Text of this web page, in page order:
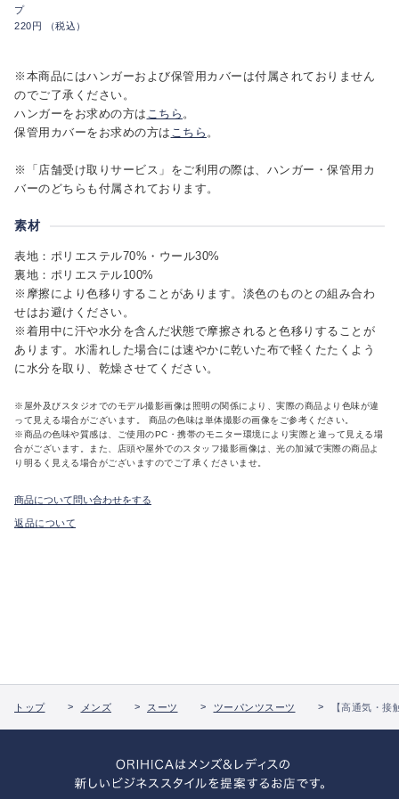
プ
220円 （税込）
※本商品にはハンガーおよび保管用カバーは付属されておりません
のでご了承ください。
ハンガーをお求めの方は こちら 。
保管用カバーをお求めの方は こちら 。
※「店舗受け取りサービス」をご利用の際は、ハンガー・保管用カ
バーのどちらも付属されております。
素材
表地：ポリエステル70%・ウール30%
裏地：ポリエステル100%
※摩擦により色移りすることがあります。淡色のものとの組み合わ
せはお避けください。
※着用中に汗や水分を含んだ状態で摩擦されると色移りすることが
あります。水濡れした場合には速やかに乾いた布で軽くたたくよう
に水分を取り、乾燥させてください。
※屋外及びスタジオでのモデル撮影画像は照明の関係により、実際の商品より色味が違
って見える場合がございます。 商品の色味は単体撮影の画像をご参考ください。
※商品の色味や質感は、ご使用のPC・携帯のモニター環境により実際と違って見える場
合がございます。また、店頭や屋外でのスタッフ撮影画像は、光の加減で実際の商品よ
り明るく見える場合がございますのでご了承くださいませ。
商品について問い合わせをする
返品について
トップ メンズ スーツ ツーパンツスーツ 【高通気・